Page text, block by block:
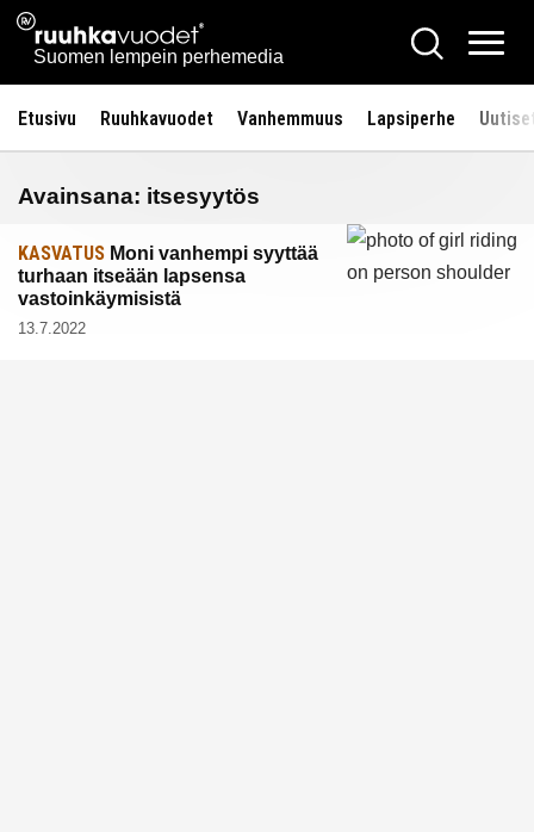
Siirry
sisältöön
Ruuhkavuodet.fi
Suomen lempein perhemedia
Hae
Etusivu Ruuhkavuodet Vanhemmuus Lapsiperhe
Avainsana: itsesyytös
KASVATUS Moni vanhempi syyttää
turhaan itseään lapsensa
vastoinkäymisistä
13.7.2022